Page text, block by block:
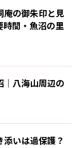
庵の御朱印と見
時間・魚沼の里
｜八海山周辺の
添いは過保護？